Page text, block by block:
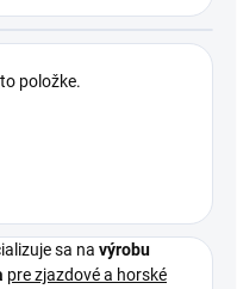
položke.
sa na výrobu
pre zjazdové a horské